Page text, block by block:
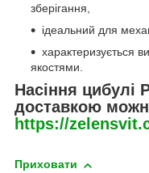
зберігання,
ідеальний для
характеризується
якостями.
Насіння цибулі
доставкою
https://
Приховати